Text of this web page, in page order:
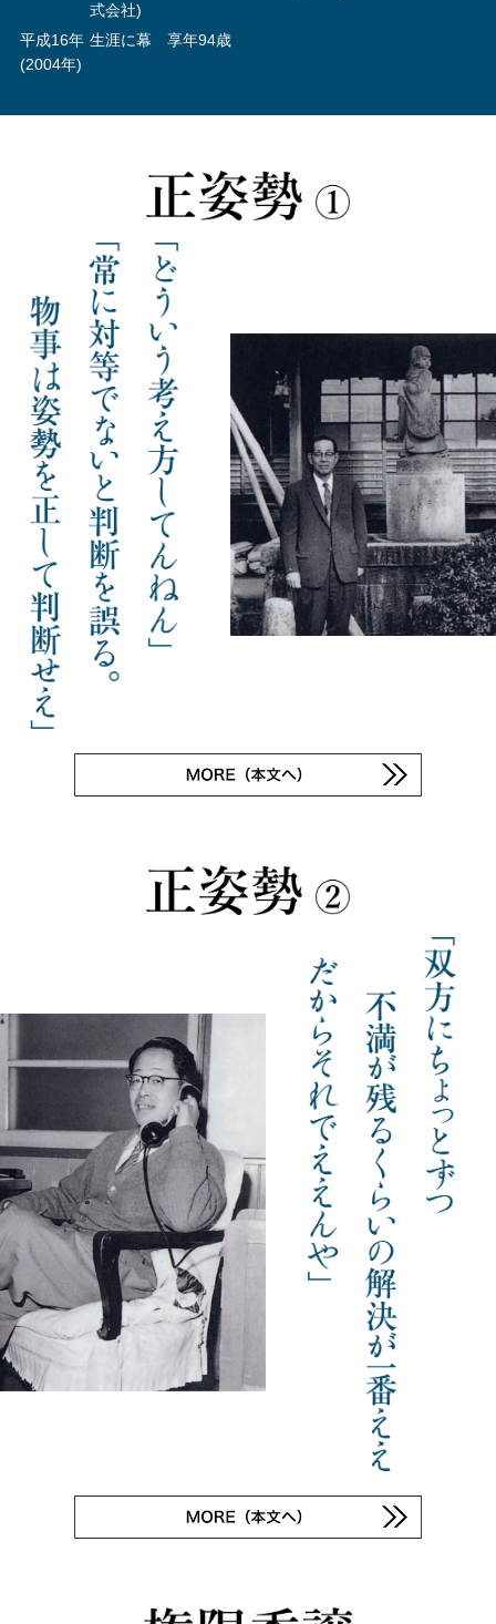
式会社)
平成16年
(2004年)
生涯に幕 享年94歳